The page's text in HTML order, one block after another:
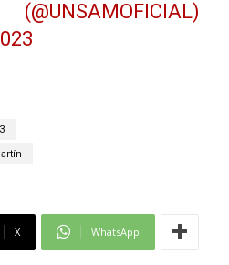
X WhatsApp